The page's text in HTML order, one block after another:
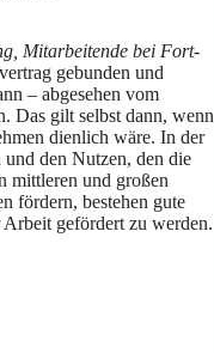
Mitarbeitende bei Fort-
gebunden und
– abgesehen vom
Das gilt selbst dann, wenn
dienlich wäre. In der
den Nutzen, den die
mittleren und großen
fördern, bestehen gute
gefördert zu werden.